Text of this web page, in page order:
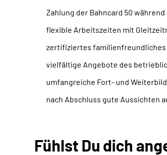
Zahlung der Bahncard 50
flexible Arbeitszeiten mit
zertifiziertes familienfreundliches
vielfältige Angebote des
umfangreiche Fort- und
nach Abschluss gute Aussichten
Fühlst Du dich